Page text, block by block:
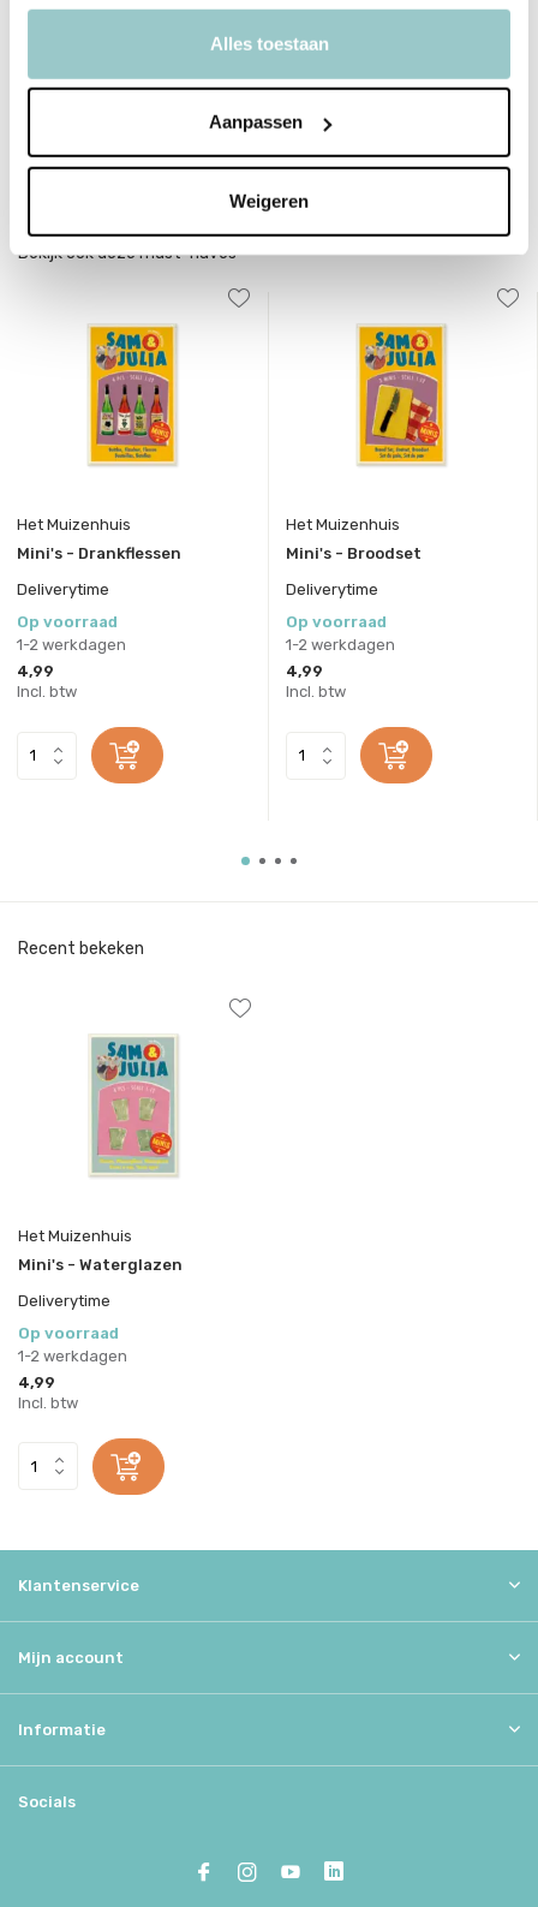
Alles toestaan
Aanpassen
Weigeren
Productspecificaties
SKU MH11002
8719689908188
Bekijk ook deze must-haves
Het Muizenhuis
Mini's - Drankflessen
Deliverytime
Op voorraad
1-2 werkdagen
4,99
Incl. btw
Het Muizenhuis
Mini's - Broodset
Deliverytime
Op voorraad
1-2 werkdagen
4,99
Incl. btw
Recent bekeken
Het Muizenhuis
Mini's - Waterglazen
Deliverytime
Op voorraad
1-2 werkdagen
4,99
Incl. btw
Klantenservice
Mijn account
Informatie
Socials